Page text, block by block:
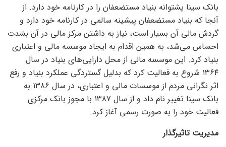
بانک سینا پشتوانه بنیاد مستضعفان را در کارنامه خود دارد. از
آنجا که بنیاد مستضعفان پیشینه سالمی در کارنامه خود دارد و
گردش مالی آن بسیار است، نیاز به داشتن مرکز مالی در آن بشدت
احساس می‌شد، به همین اقدام به ایجاد موسسه مالی و اعتباری
بنیاد کرد. این موسسه مالی از محل دارایی‌های بنیاد در سال
۱۳۶۴ شروع به فعالیت کرد که بدلیل گستردگی عملکرد بنیاد و رفع
اثر نگرانی مردم از موسسات مالی و اعتباری، در سال ۱۳۸۶ به
بانک سینا تغییر نام داد و از سال ۱۳۸۷ با مجوز بانک مرکزی
فعالیت خود را به صورت رسمی آغاز کرد.
مدیریت تاثیرگذار